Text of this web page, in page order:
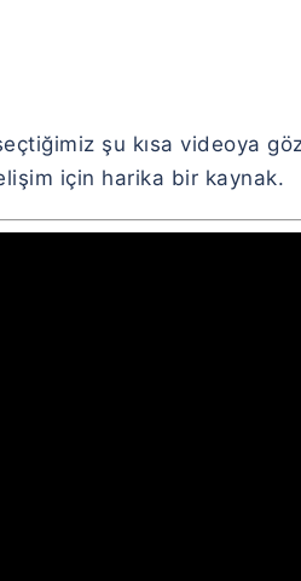
şu kısa videoya
için harika bir kaynak.